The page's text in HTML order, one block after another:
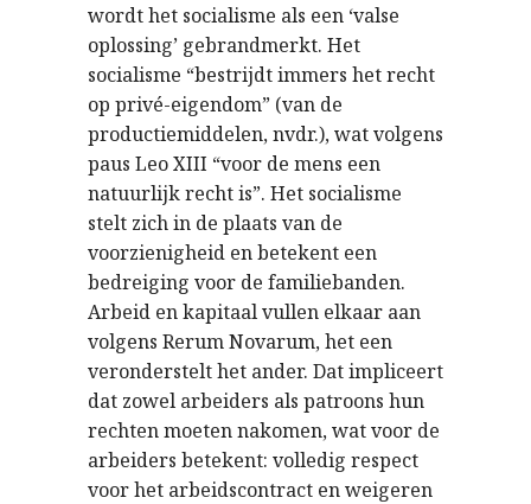
wordt het socialisme als een ‘valse
oplossing’ gebrandmerkt. Het
socialisme “bestrijdt immers het recht
op privé-eigendom” (van de
productiemiddelen, nvdr.), wat volgens
paus Leo XIII “voor de mens een
natuurlijk recht is”. Het socialisme
stelt zich in de plaats van de
voorzienigheid en betekent een
bedreiging voor de familiebanden.
Arbeid en kapitaal vullen elkaar aan
volgens Rerum Novarum, het een
veronderstelt het ander. Dat impliceert
dat zowel arbeiders als patroons hun
rechten moeten nakomen, wat voor de
arbeiders betekent: volledig respect
voor het arbeidscontract en weigeren